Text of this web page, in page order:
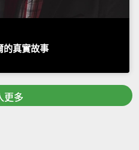
的真實故事
更多